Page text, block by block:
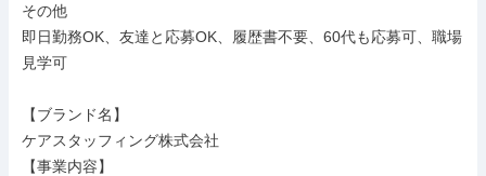
その他
即日勤務OK、友達と応募OK、履歴書不要、60代も応募可、職場
見学可
【ブランド名】
ケアスタッフィング株式会社
【事業内容】